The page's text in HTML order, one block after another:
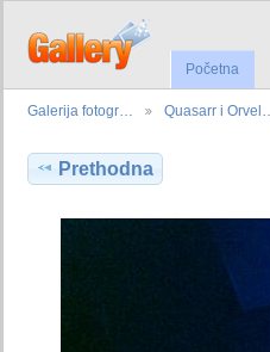
Početna
Galerija fotogr… Quasarr i Orvel…
Prethodna